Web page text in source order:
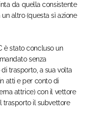
da quella consistente
altro (questa sì azione
è stato concluso un
senza
trasporto, a sua volta
atti e per conto di
attrice) con il vettore
trasporto il subvettore